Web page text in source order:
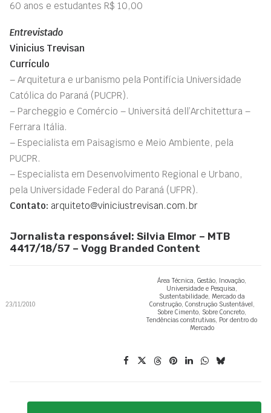
60 anos e estudantes R$ 10,00
Entrevistado
Vinicius Trevisan
Currículo
– Arquitetura e urbanismo pela Pontifícia Universidade
Católica do Paraná (PUCPR).
– Parcheggio e Comércio – Universitá dell’Architettura –
Ferrara Itália.
– Especialista em Paisagismo e Meio Ambiente, pela
PUCPR.
– Especialista em Desenvolvimento Regional e Urbano,
pela Universidade Federal do Paraná (UFPR).
Contato: arquiteto@viniciustrevisan.com.br
Jornalista responsável: Silvia Elmor – MTB
4417/18/57 – Vogg Branded Content
23/11/2010
Área Técnica, Gestão, Inovação,
Universidade e Pesquisa,
Sustentabilidade, Mercado da
Construção, Construção Sustentável,
Sobre Cimento, Sobre Concreto,
Tendências construtivas, Por dentro do
Mercado